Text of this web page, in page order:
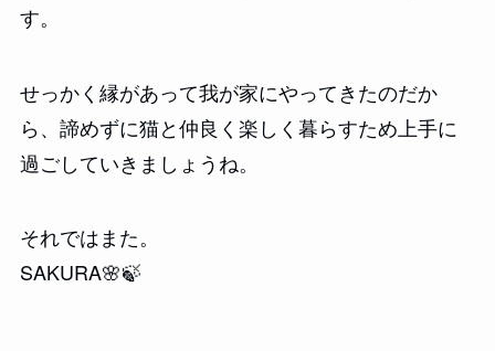
す。
せっかく縁があって我が家にやってきたのだか
ら、諦めずに猫と仲良く楽しく暮らすため上手に
過ごしていきましょうね。
それではまた。
SAKURA🌸🍃